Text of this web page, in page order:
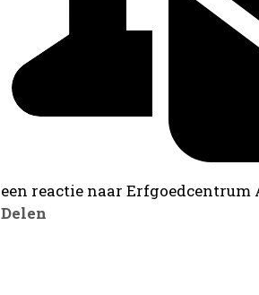
een reactie naar
Delen